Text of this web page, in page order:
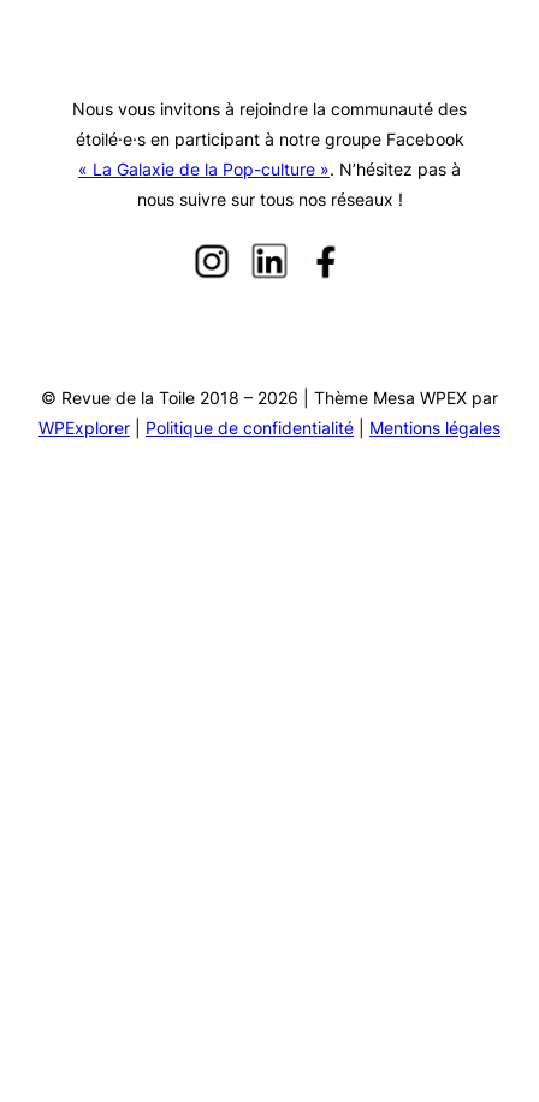
Nous vous invitons à rejoindre la communauté des
étoilé·e·s en participant à notre groupe Facebook
« La Galaxie de la Pop-culture ». N’hésitez pas à
nous suivre sur tous nos réseaux !
© Revue de la Toile 2018 – 2026 | Thème Mesa WPEX par
WPExplorer
Politique de confidentialité Mentions légales